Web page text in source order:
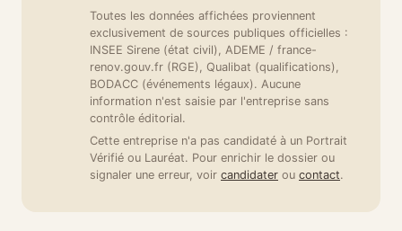
Toutes les données affichées proviennent
exclusivement de sources publiques officielles :
INSEE Sirene (état civil), ADEME / france-
renov.gouv.fr (RGE), Qualibat (qualifications),
BODACC (événements légaux). Aucune
information n'est saisie par l'entreprise sans
contrôle éditorial.
Cette entreprise n'a pas candidaté à un Portrait
Vérifié ou Lauréat. Pour enrichir le dossier ou
signaler une erreur, voir candidater ou contact.